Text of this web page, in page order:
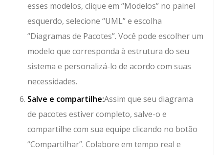
esses modelos, clique em “Modelos” no painel
esquerdo, selecione “UML” e escolha
“Diagramas de Pacotes”. Você pode escolher um
modelo que corresponda à estrutura do seu
sistema e personalizá-lo de acordo com suas
necessidades.
Salve e compartilhe:Assim que seu diagrama
de pacotes estiver completo, salve-o e
compartilhe com sua equipe clicando no botão
“Compartilhar”. Colabore em tempo real e